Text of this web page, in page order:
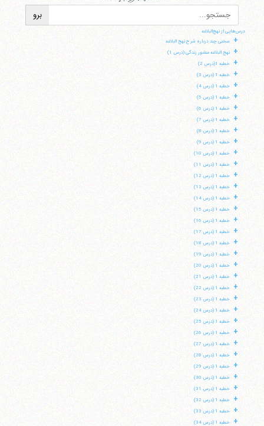
درس‌هایی از نهج‌البلاغه
+ سخنی چند درباره شرح نهج البلاغه
+ نهج البلاغه منشور زندگی (درس 1)
+ خطبه 1(درس 2)
+ خطبه 1 (درس 3)
+ خطبه 1 (درس 4)
+ خطبه 1 (درس 5)
+ خطبه 1 (درس 6)
+ خطبه 1 (درس 7)
+ خطبه 1 (درس 8)
+ خطبه 1 (درس 9)
+ خطبه 1 (درس 10)
+ خطبه 1 (درس 11)
+ خطبه 1 (درس 12)
+ خطبه 1 (درس 13)
+ خطبه 1 (درس 14)
+ خطبه 1 (درس 15)
+ خطبه 1 (درس 16)
+ خطبه 1 (درس 17)
+ خطبه 1 (درس 18)
+ خطبه 1 (درس 19)
+ خطبه 1 (درس 20)
+ خطبه 1 (درس 21)
+ خطبه 1 (درس 22)
+ خطبه 1 (درس 23)
+ خطبه 1 (درس 24)
+ خطبه 1 (درس 25)
+ خطبه 1 (درس 26)
+ خطبه 1 (درس 27)
+ خطبه 1 (درس 28)
+ خطبه 1 (درس 29)
+ خطبه 1 (درس 30)
+ خطبه 1 (درس 31)
+ خطبه 1 (درس 32)
+ خطبه 1 (درس 33)
+ خطبه 1 (درس 34)